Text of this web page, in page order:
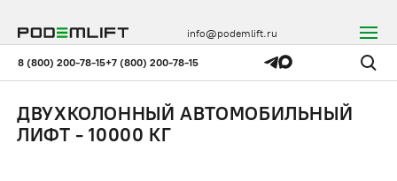
8 (800) 200-78-15+7 (800) 200-78-15
info@podemlift.ru
ДВУХКОЛОННЫЙ АВТОМОБИЛЬНЫЙ
ЛИФТ - 10000 КГ